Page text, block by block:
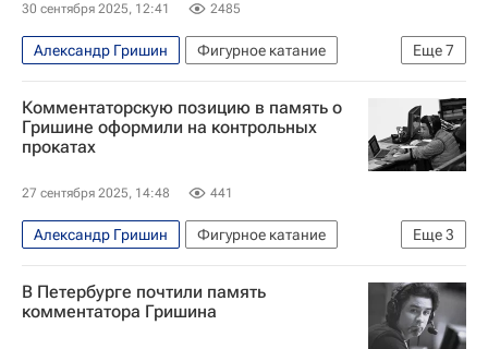
30 сентября 2025, 12:41 2485
Еще7
Александр Гришин
Фигурное катание
Спорт
Алина Загитова
Анна Щербакова
Евгений Медведев
Пётр Гуменник
Комментаторскую позицию в память о
Гришине оформили на контрольных
прокатах
27 сентября 2025, 14:48 441
Еще3
Александр Гришин
Фигурное катание
Спорт
Алексей Ягудин
Евгения Медведева
В Петербурге почтили память
комментатора Гришина